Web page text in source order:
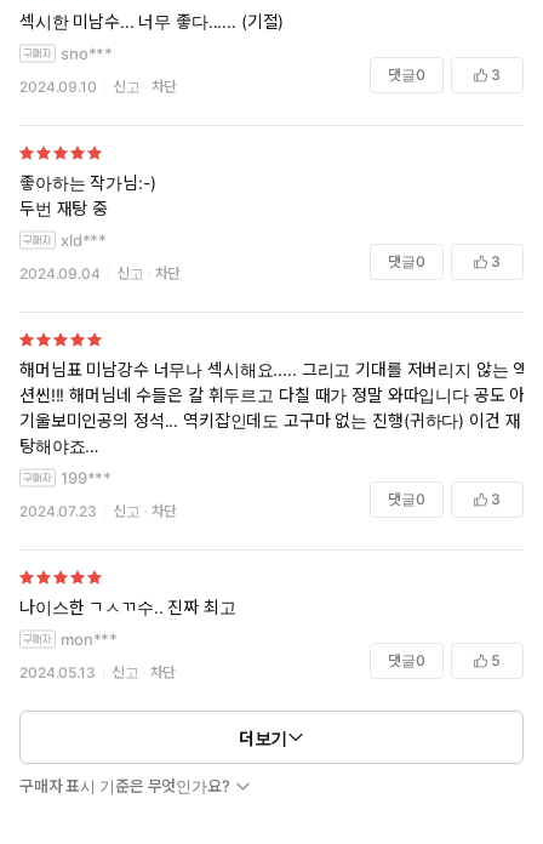
섹시한 미남수... 너무 좋다...... (기절)
sno***
2024.09.10 신고 차단
댓글0 3
좋아하는 작가님:-)
두번 재탕 중
xld***
2024.09.04 신고 차단
댓글0 3
해머님표 미남강수 너무나 섹시해요..... 그리고 기대를 저버리지 않는 액
션씬!!! 해머님네 수들은 칼 휘두르고 다칠 때가 정말 와따입니다 공도 아
기울보미인공의 정석... 역키잡인데도 고구마 없는 진행(귀하다) 이건 재
탕해야죠
표지만 좀 어케 해주시면 더 많은 분들이 읽을 텐데 유일하게 아쉽습니다
199***
2024.07.23 신고 차단
댓글0 3
나이스한 ㄱㅅㄲ수.. 진짜 최고
mon***
2024.05.13 신고 차단
댓글0 5
더보기
구매자 표시 기준은 무엇인가요?